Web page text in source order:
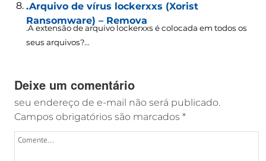
.Arquivo de vírus lockerxxs (Xorist
Ransomware) – Remova
.A extensão de arquivo lockerxxs é colocada em todos os
seus arquivos?...
Deixe um comentário
seu endereço de e-mail não será publicado.
Campos obrigatórios são marcados *